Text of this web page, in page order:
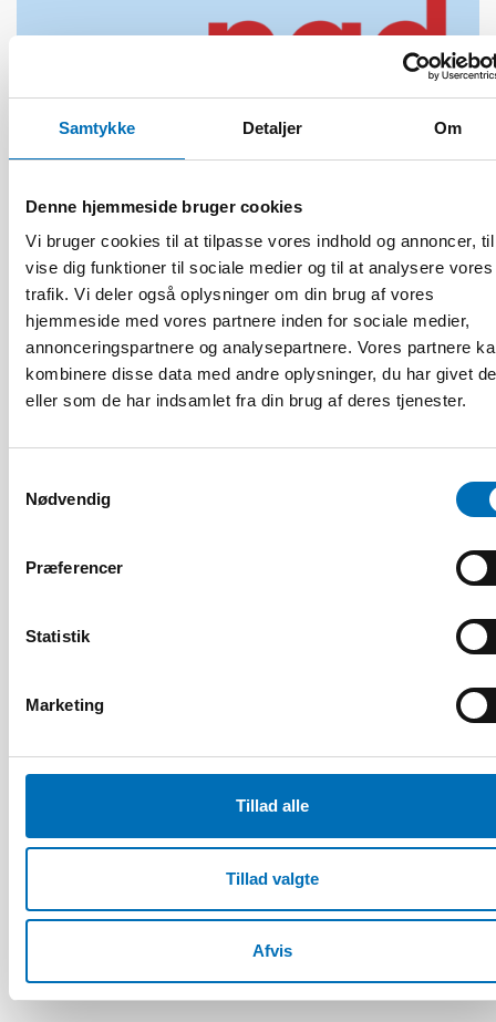
Samtykke Detaljer Om
Denne hjemmeside bruger cookies
Vi bruger cookies til at tilpasse vores indhold og annoncer,
vise dig funktioner til sociale medier og til at analysere vores
trafik. Vi deler også oplysninger om din brug af vores
hjemmeside med vores partnere inden for sociale medier,
annonceringspartnere og analysepartnere. Vores partnere
kombinere disse data med andre oplysninger, du har givet
eller som de har indsamlet fra din brug af deres tjenester.
Nødvendig
Præferencer
Statistik
Marketing
Tillad alle
Tillad valgte
Afvis
FOLKESUNDHED
22 jun 2026
NAD – Nordic Studies on Alcohol and Drugs
Labour Market Integration – A Nordic Insight